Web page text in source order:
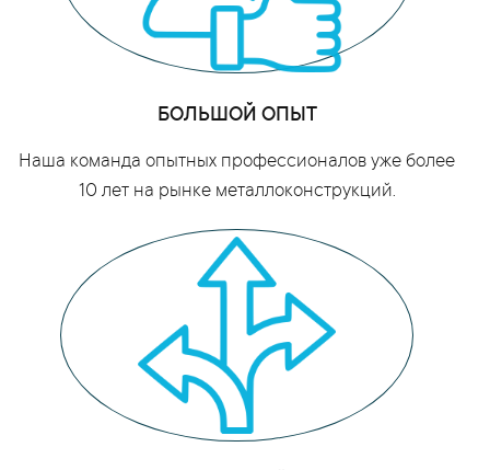
БОЛЬШОЙ ОПЫТ
Наша команда опытных профессионалов уже более
10 лет на рынке металлоконструкций.